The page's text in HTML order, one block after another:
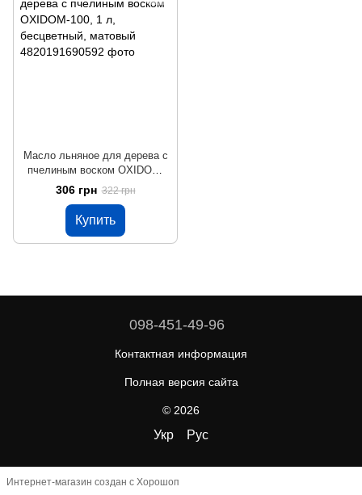
Масло льняное для дерева с
пчелиным воском OXIDOM-
100, 1 л, бесцветный,
матовый
306 грн 322 грн
Купить
098-451-49-96
Контактная информация
Полная версия сайта
© 2026
Укр Рус
Интернет-магазин создан с Хорошоп